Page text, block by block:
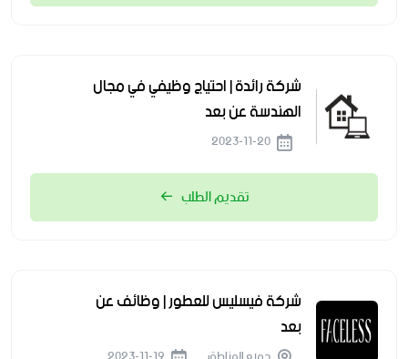
شركة رائدة | احتياج وظيفي في مجال
الهندسة عن بعد
تقديم الطلب
شركة فيسليس للعطور | وظائف عن
بعد